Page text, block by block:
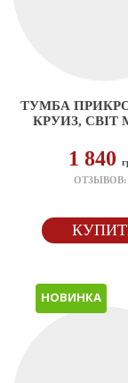
ТУМБА
КРУИЗ, СВІТ
1 840
ОТЗЫВОВ:
НОВИНКА